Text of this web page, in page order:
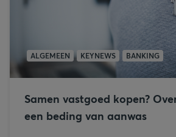
ALGEMEEN KEYNEWS BANKING
Samen vastgoed kopen?
een beding van aanwas